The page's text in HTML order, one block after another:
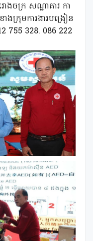
ងចក្រ សណ្ឋាគារ កា
ក្រុមការងារបង្រៀន
755 328. 086 222